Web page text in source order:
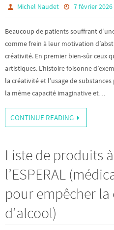
Michel Naudet 7 février 2026
Beaucoup de patients souffrant
comme frein à leur motivation
créativité. En premier bien-sûr ceux
artistiques. L’histoire foisonne
la créativité et l’usage de
la même capacité imaginative et…
CONTINUE READING
Liste de produits
l’ESPERAL
pour empêcher
d’alcool)